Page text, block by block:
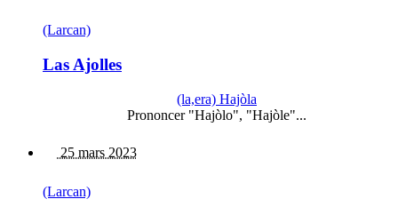
(Larcan)
Las Ajolles
(la,era) Hajòla
Prononcer "Hajòlo", "Hajòle"...
25 mars 2023
(Larcan)